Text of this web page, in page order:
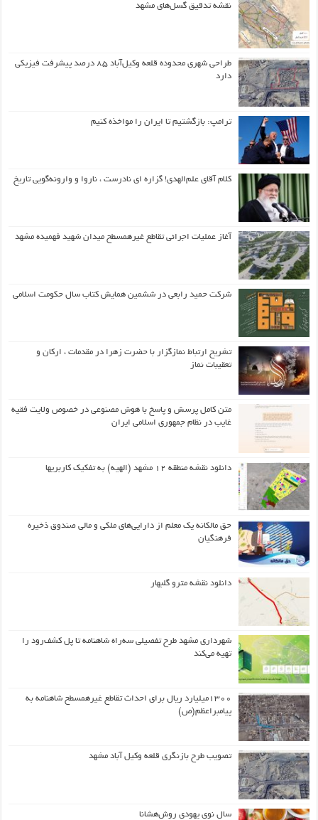
نقشه تدقیق گسل‌های مشهد
طراحی شهری محدوده قلعه وکیل‌آباد ۸۵ درصد پیشرفت فیزیکی
دارد
ترامپ: بازگشتیم تا ایران را مواخذه کنیم
کلام آقای علم‌الهدی! گزاره ای نادرست ، ناروا و وارونه‌گویی تاریخ
آغاز عملیات اجرائی تقاطع غیرهمسطح میدان شهید فهمیده مشهد
شرکت حمید رابعی در ششمین همایش کتاب سال حکومت اسلامی
تشریح ارتباط نمازگزار با حضرت زهرا در مقدمات ، ارکان و
تعقیبات نماز
متن کامل پرسش و پاسخ با هوش مصنوعی در خصوص ولایت فقیه
غایب در نظام جمهوری اسلامی ایران
دانلود نقشه منطقه ۱۲ مشهد (الهیه) به تفکیک کاربریها
حق مالکانه یک معلم از دارایی‌های ملکی و مالی صندوق ذخیره
فرهنگیان
دانلود نقشه مترو گلبهار
شهرداری مشهد طرح تفصیلی سه‌راه شاهنامه تا پل کشف‌رود را
تهیه می‌کند
۱۳۰۰میلیارد ریال برای احداث تقاطع غیرهمسطح شاهنامه به
پیامبراعظم(ص)
تصویب طرح بازنگری قلعه وکیل آباد مشهد
سال نوی یهودی روش‌هشانا